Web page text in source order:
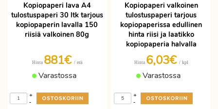
Kopiopaperi lava A4
tulostuspaperi 30 ltk tarjous
kopiopaperin lavalla 150
riisiä valkoinen 80g
Hinta 881€ / erä
Varastossa
-
+
Kopiopaperi valkoinen
tulostuspaperi tarjous
kopiopaperissa edullinen
hinta riisi ja laatikko
kopiopaperia halvalla
Hinta 6,03€ / kpl
Varastossa
-
+